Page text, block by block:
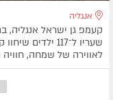
אנגליה
קעמפ גן ישראל
לאווירה של שמחה,